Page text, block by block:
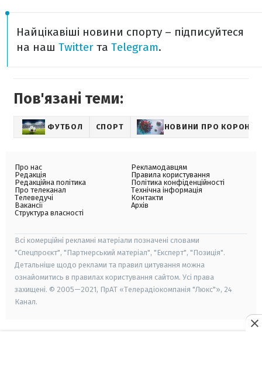
Найцікавіші новини спорту – підписуйтеся
на наш Twitter та Telegram.
Пов'язані теми:
ФУТБОЛ СПОРТ НОВИНИ ПРО
Про нас
Редакція
Редакційна політика
Про телеканал
Телеведучі
Вакансії
Структура власності
Рекламодавцям
Правила користування
Політика конфіденційності
Технічна інформація
Контакти
Архів
Всі комерційні рекламні матеріали позначені словами
"Спецпроєкт", "Партнерський матеріал", "Експерт", "Позиція".
Детальніше щодо реклами та правил цитування можна
ознайомитись в правилах користування сайтом. Усі права
захищені. © 2005—2021, ПрАТ «Телерадіокомпанія "Люкс"», 24
Канал.